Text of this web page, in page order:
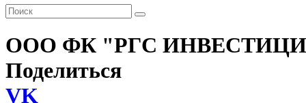
ООО ФК "РГС
Поделиться
VK